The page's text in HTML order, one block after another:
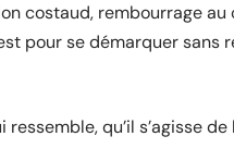
costaud, rembourrage au
pour se démarquer sans
qu’il s’agisse